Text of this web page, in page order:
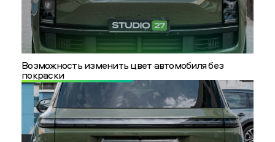
Возможность изменить цвет автомобиля без
покраски